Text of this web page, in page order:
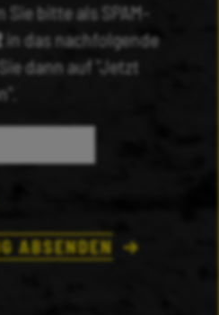
bitte als SPAM-
in das nachfolgende
dann auf "Jetzt
ABSENDEN